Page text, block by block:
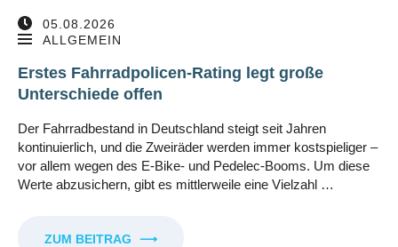
05.08.2026
ALLGEMEIN
Erstes Fahrradpolicen-Rating legt große
Unterschiede offen
Der Fahrradbestand in Deutschland steigt seit Jahren
kontinuierlich, und die Zweiräder werden immer kostspieliger –
vor allem wegen des E-Bike- und Pedelec-Booms. Um diese
Werte abzusichern, gibt es mittlerweile eine Vielzahl …
ZUM BEITRAG ⟶